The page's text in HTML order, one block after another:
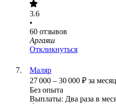
3.6
•
60 отзывов
Аргаяш
Откликнуться
Маляр
27 000 – 30 000 ₽ за
Без опыта
Выплаты: Два раза в